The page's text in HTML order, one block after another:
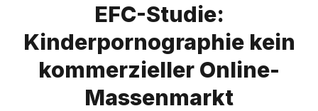
Bitte geben Sie mindestens 3 Zeichen ein
EFC-Studie:
Kinderpornographie kein
kommerzieller Online-
Massenmarkt